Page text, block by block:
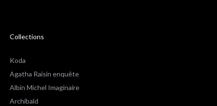
Collections
Koda
Agatha Raisin enquête
Albin Michel Imaginaire
Archibald